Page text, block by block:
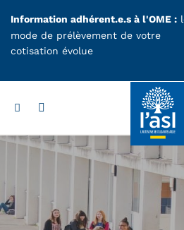
Information adhérent.e.s à l'OME :
mode de prélèvement de votre
cotisation évolue